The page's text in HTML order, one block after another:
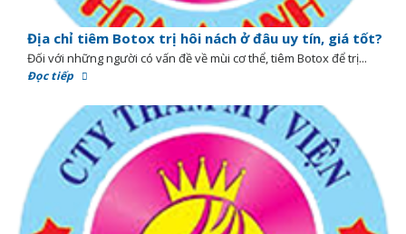
Địa chỉ tiêm Botox trị hôi nách ở đâu uy tín, giá tốt?
Đối với những người có vấn đề về mùi cơ thể, tiêm Botox để trị...
Đọc tiếp